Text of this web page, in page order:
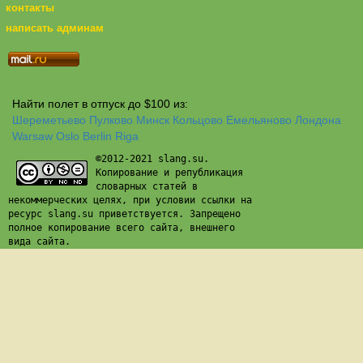
контакты
написать админам
Найти полет в отпуск до $100 из:
Шереметьево Пулково Минск Кольцово Емельяново Лондона
Warsaw Oslo Berlin Riga
©2012-2021 slang.su.
Копирование и републикация
словарных статей в
некоммерческих целях, при условии ссылки на
ресурс slang.su приветствуется. Запрещено
полное копирование всего сайта, внешнего
вида сайта.